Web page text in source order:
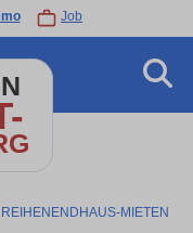
Job
REIHENENDHAUS-MIETEN